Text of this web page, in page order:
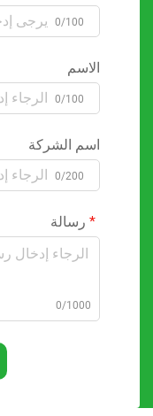
0/100
الاسم
0/100
اسم الشركة
0/200
رسالة
0/1000